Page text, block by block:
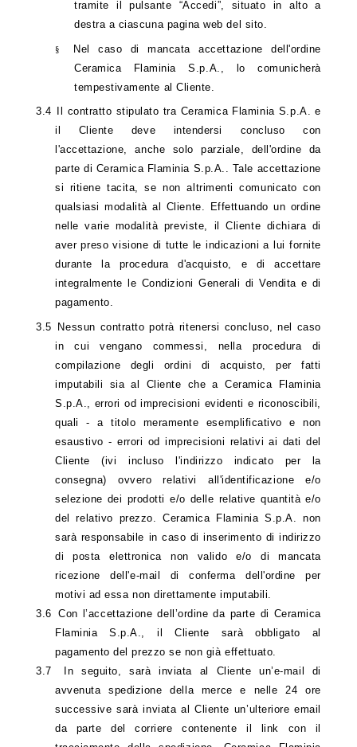
tramite il pulsante “Accedi”, situato in alto a
destra a ciascuna pagina web del sito.
§
Nel caso di mancata accettazione dell'ordine
Ceramica Flaminia S.p.A., lo comunicherà
tempestivamente al Cliente.
3.4
Il contratto stipulato tra Ceramica Flaminia S.p.A. e
il Cliente deve intendersi concluso con
l'accettazione, anche solo parziale, dell'ordine da
parte di Ceramica Flaminia S.p.A.. Tale accettazione
si ritiene tacita, se non altrimenti comunicato con
qualsiasi modalità al Cliente. Effettuando un ordine
nelle varie modalità previste, il Cliente dichiara di
aver preso visione di tutte le indicazioni a lui fornite
durante la procedura d'acquisto, e di accettare
integralmente le Condizioni Generali di Vendita e di
pagamento.
3.5
Nessun contratto potrà ritenersi concluso, nel caso
in cui vengano commessi, nella procedura di
compilazione degli or­dini di acquisto, per fatti
imputabili sia al Cliente che a Ceramica Flaminia
S.p.A.
, errori od imprecisioni evidenti e riconoscibili,
quali - a titolo meramente esemplificativo e non
esaustivo - errori od imprecisioni relativi ai dati del
Cliente (ivi incluso l'indirizzo indicato per la
consegna) ovvero relativi all'identificazione e/o
selezione dei prodotti e/o delle relative quantità e/o
del relativo prezzo. Ceramica Flaminia S.p.A. non
sarà responsabile in caso di inserimento di indirizzo
di posta elettronica non valido e/o di mancata
ricezione dell'e-mail di conferma dell'ordine per
motivi ad essa non direttamente imputabili.
3.6
Con l’accettazione dell’ordine da parte di Ceramica
Flaminia S.p.A., il Cliente sarà obbligato al
pagamento del prezzo se non già effettuato.
3.7
In seguito, sarà inviata al Cliente un’e-mail di
avvenuta spedizione della merce e nelle 24 ore
successive sarà inviata al Cliente un’ulteriore email
da parte del corriere contenente il link con il